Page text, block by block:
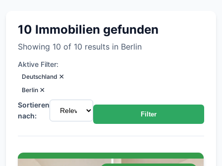
10 Immobilien gefunden
Showing 10 of 10 results in Berlin
Aktive Filter:
Deutschland ×
Berlin ×
Sortieren
nach:
Filter